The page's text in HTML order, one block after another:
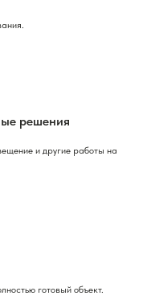
решения
и другие работы на
готовый объект.